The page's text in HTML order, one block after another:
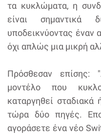
τα κυκλώματα, η
είναι σημαντικά
υποδεικνύοντας έναν
όχι απλώς μια μικρή
Πρόσθεσαν
μοντέλο που
καταργηθεί
τώρα δύο πηγές.
αγοράσετε ένα νέο